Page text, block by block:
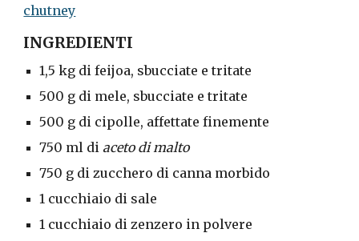
chutney
INGREDIENTI
1,5 kg di feijoa, sbucciate e tritate
500 g di mele, sbucciate e tritate
500 g di cipolle, affettate finemente
750 ml diaceto di malto
750 g di zucchero di canna morbido
1 cucchiaio di sale
1 cucchiaio di zenzero in polvere